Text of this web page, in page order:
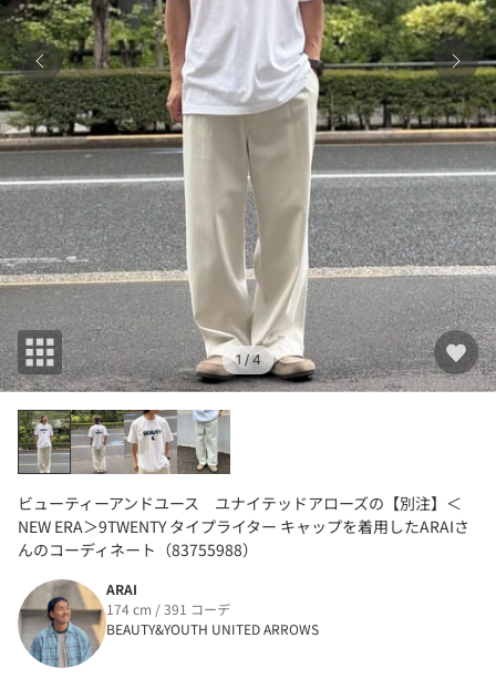
1 / 4
ビューティーアンドユース ユナイテッドアローズの【別注】＜
NEW ERA＞9TWENTY タイプライター キャップを着用したARAIさ
んのコーディネート（83755988）
ARAI
174 cm / 391 コーデ
BEAUTY&YOUTH UNITED ARROWS